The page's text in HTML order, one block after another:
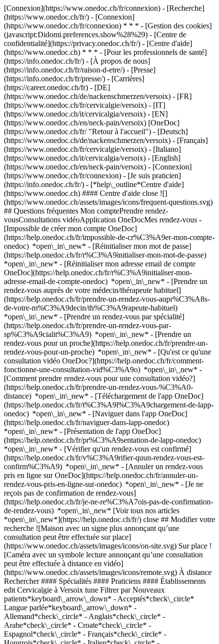
[Connexion](https://www.onedoc.ch/fr/connexion) - [Recherche]
(https://www.onedoc.ch/fr/) - [Connexion]
(https://www.onedoc.ch/fr/connexion) * * * - [Gestion des cookies]
(javascript:Didomi.preferences.show%28%29) - [Centre de
confidentialité](https://privacy.onedoc.ch/fr/) - [Centre d'aide]
(https://www.onedoc.ch) * * * - [Pour les professionnels de santé]
(https://info.onedoc.ch/fr/) - [À propos de nous]
(https://info.onedoc.ch/fr/raison-d-etre/) - [Presse]
(https://info.onedoc.ch/fr/presse/) - [Carrières]
(https://career.onedoc.ch/fr) - [DE]
(https://www.onedoc.ch/de/nackenschmerzen/versoix) - [FR]
(https://www.onedoc.ch/fr/cervicalgie/versoix) - [IT]
(https://www.onedoc.ch/it/cervicalgia/versoix) - [EN]
(https://www.onedoc.ch/en/neck-pain/versoix) [OneDoc]
(https://www.onedoc.ch/fr/ "Retour à l'accueil") - [Deutsch]
(https://www.onedoc.ch/de/nackenschmerzen/versoix) - [Français]
(https://www.onedoc.ch/fr/cervicalgie/versoix) - [Italiano]
(https://www.onedoc.ch/it/cervicalgia/versoix) - [English]
(https://www.onedoc.ch/en/neck-pain/versoix) - [Connexion]
(https://www.onedoc.ch/fr/connexion) - [Je suis praticien]
(https://info.onedoc.ch/fr/) - [*help\_outline*Centre d'aide]
(https://www.onedoc.ch) #### Centre d'aide close ![]
(https://www.onedoc.ch/assets/images/icons/frequent-questions.svg)
## Questions fréquentes Mon comptePrendre rendez-
vousConsultations vidéoApplication OneDocMes rendez-vous -
[Impossible de créer mon compte OneDoc]
(https://help.onedoc.ch/fr/impossible-de-cr%C3%A9er-mon-compte-
onedoc) *open\_in\_new* - [Réinitialiser mon mot de passe]
(https://help.onedoc.ch/fr/r%C3%A9initialiser-mon-mot-de-passe)
*open\_in\_new* - [Réinitialiser mon adresse email de compte
OneDoc](https://help.onedoc.ch/fr/r%C3%A9initialiser-mon-
adresse-email-de-compte-onedoc) *open\_in\_new* - [Prendre un
rendez-vous auprès de votre médecin/thérapeute habituel]
(https://help.onedoc.ch/fr/prendre-un-rendez-vous-aupr%C3%A8s-
de-votre-m%C3%A9decin/th%C3%A9rapeute-habituel)
*open\_in\_new* - [Prendre un rendez-vous par spécialité]
(https://help.onedoc.ch/fr/prendre-un-rendez-vous-par-
sp%C3%A9cialit%C3%A9) *open\_in\_new* - [Prendre un
rendez-vous pour un proche](https://help.onedoc.ch/fr/prendre-un-
rendez-vous-pour-un-proche) *open\_in\_new* - [Qu'est ce qu'une
consultation vidéo OneDoc?](https://help.onedoc.ch/fr/comment-
fonctionne-une-consultation-vid%C3%A9o) *open\_in\_new* -
[Comment prendre rendez-vous pour une consultation vidéo?]
(https://help.onedoc.ch/fr/prendre-un-rendez-vous-%C3%A0-
distance) *open\_in\_new* - [Téléchargement de l'app OneDoc]
(https://help.onedoc.ch/fr/t%C3%A9l%C3%A9chargement-de-lapp-
onedoc) *open\_in\_new* - [Naviguer dans l'app OneDoc]
(https://help.onedoc.ch/fr/naviguer-dans-lapp-onedoc)
*open\_in\_new* - [Présentation de l'app OneDoc]
(https://help.onedoc.ch/fr/pr%C3%A9sentation-de-lapp-onedoc)
*open\_in\_new* - [Vérifier qu'un rendez-vous est confirmé](https://help.onedoc.ch/fr/v%C3%A9rifier-quun-rendez-vous-est-confirm%C3%A9) *open\_in\_new* - [Annuler un rendez-vous pris en ligne sur OneDoc](https://help.onedoc.ch/fr/annuler-un-rendez-vous-pris-en-ligne-sur-onedoc) *open\_in\_new* - [Je ne reçois pas de confirmation de rendez-vous](https://help.onedoc.ch/fr/je-ne-re%C3%A7ois-pas-de-confirmation-de-rendez-vous) *open\_in\_new* [Voir tous nos articles *open\_in\_new*](https://help.onedoc.ch/fr/) close ## Modifier votre recherche ![Maison avec un signe plus annonçant qu’une consultation peut être effectuée sur place](https://www.onedoc.ch/assets/images/icons/on-site.svg) Sur place ![Caméra avec un symbole lecture annonçant qu’une consultation peut être effectuée à distance en vidéo](https://www.onedoc.ch/assets/images/icons/remote.svg) À distance Rechercher #### Spécialités #### Praticiens #### Établissements edit Cervicalgie à Versoix tune Filtrer par Nouveaux patients*keyboard\_arrow\_down* - Acceptés*check\_circle* Langue parlée*keyboard\_arrow\_down* - Allemand*check\_circle* - Anglais*check\_circle* - Arabe*check\_circle* - Croate*check\_circle* - Espagnol*check\_circle* - Français*check\_circle* - Hongrois*check\_circle* - Italien*check\_circle* - Japonais*check\_circle* - Néerlandais*check\_circle* - Persan*check\_circle* - Polonais*check\_circle* - Portugais*check\_circle* - Russe*check\_circle* - Serbe*check\_circle* Sexe*keyboard\_arrow\_down* - Femme*check\_circle* - Homme*check\_circle* Réseau*keyboard\_arrow\_down* - Swiss Medical Network*check\_circle* - ASCA*check\_circle* - RME*check\_circle* - Réseau des Pédiatres Genevois*check\_circle* Disponibilité*keyboard\_arrow\_down* - Disponible aujourdhui*check\_circle* - Dans les 3 prochains jours*check\_circle* - Dans les 7 prochains jours*check\_circle* - Dans les 14 prochains jours*check\_circle* # __Cervicalgie__ à __Versoix__: prenez rendez-vous en ligne aujourd'hui ## 1 résultat à Versoix [![Mme Katalin Szüle, physiothérapeute à Versoix](https://assets.onedoc.ch/images/users/4517893ee6e9b2670f58260485868a90c77a7e73c92a0b6955f7deda8a694b72-small.jpg "Mme Katalin Szüle, physiothérapeute à Versoix")](https://www.onedoc.ch/fr/physiotherapeute/versoix/pcrgw/katalin-szule) ### [Mme Katalin Szüle](https://www.onedoc.ch/fr/physiotherapeute/versoix/pcrgw/katalin-szule) ![Badge indiquant un profil vérifié](https://www.onedoc.ch/assets/images/icons/checkmark.svg) [Physiothérapeute](https://www.onedoc.ch/fr/physiotherapeute/versoix) [Thérapies Sport and Move Versoix](https://www.onedoc.ch/fr/cabinet-de-physiotherapie/versoix/e9ww/therapies-sport-and-move-versoix) Route des Fayards 243 1290 Versoix ![Icône patient avec un signe plus annonçant que le professionnel accepte de nouveaux patients](https://www.onedoc.ch/assets/images/icons/new-patients.svg)Accepte les nouveaux patients [Réserver un RDV](https://www.onedoc.ch/fr/physiotherapeute/versoix/pcrgw/katalin-szule) Expertises: Cervicalgie, [Entraînement de l'équilibre](https://www.onedoc.ch/fr/entrainement-de-l-equilibre/versoix), [Taping](https://www.onedoc.ch/fr/taping/versoix), [Déchirure musculaire et ligamentaire](https://www.onedoc.ch/fr/dechirure-musculaire-et-ligamentaire/versoix), [Thérapie par ondes de choc](https://www.onedoc.ch/fr/therapie-par-ondes-de-choc/versoix), [Bilan postural](https://www.onedoc.ch/fr/bilan-postural/versoix), [Rééducation musculo-squelettique](https://www.onedoc.ch/fr/reeducation-musculo-squelettique/versoix)Voir plus *chevron\_left* lun. 03 août *chevron\_right* Voir plus de rendez-vous *error\_outline* Une erreur s'est produite lors du chargement des disponibilités [Réessayer](https://www.onedoc.ch) Expertises: Cervicalgie, [Entraînement de l'équilibre](https://www.onedoc.ch/fr/entrainement-de-l-equilibre/versoix), [Taping](https://www.onedoc.ch/fr/taping/versoix), [Déchirure musculaire et ligamentaire](https://www.onedoc.ch/fr/dechirure-musculaire-et-ligamentaire/versoix), [Thérapie par ondes de choc](https://www.onedoc.ch/fr/therapie-par-ondes-de-choc/versoix), [Bilan postural](https://www.onedoc.ch/fr/bilan-postural/versoix), [Rééducation musculo-squelettique](https://www.onedoc.ch/fr/reeducation-musculo-squelettique/versoix)Voir plus ## __Cervicalgie__: d'autres spécialistes sont réservables en ligne dans les environs de __Versoix__ [![Mme Romane Seux, physiothérapeute à Le Grand-Saconnex](https://assets.onedoc.ch/images/users/c4f1e0d3f4cf891d55b508232ba3d3c00859e024dc2928863fba8babde445905-small.jpg "Mme Romane Seux, physiothérapeute à Le Grand-Saconnex")](https://www.onedoc.ch/fr/physiotherapeute/le-grand-saconnex/pcu7m/romane-seux) ### [Mme Romane Seux](https://www.onedoc.ch/fr/physiotherapeute/le-grand-saconnex/pcu7m/romane-seux) ![Badge indiquant un profil vérifié](https://www.onedoc.ch/assets/images/icons/checkmark.svg) [Physiothérapeute](https://www.onedoc.ch/fr/physiotherapeute/le-grand-saconnex) [Physio Grand-Saconnex](https://www.onedoc.ch/fr/cabinet-de-physiotherapie/le-grand-saconnex/e9ti/physio-grand-saconnex) Chemin Taverney 3 1218 Le Grand-Saconnex ![Icône patient avec un signe plus annonçant que le professionnel accepte de nouveaux patients](https://www.onedoc.ch/assets/images/icons/new-patients.svg)Accepte les nouveaux patients [Réserver un RDV](https://www.onedoc.ch/fr/physiotherapeute/le-grand-saconnex/pcu7m/romane-seux) Expertises:[Cervicalgie](https://www.onedoc.ch/fr/cervicalgie/le-grand-saconnex), [Rééducation musculo-squelettique](https://www.onedoc.ch/fr/reeducation-musculo-squelettique/le-grand-saconnex), [Bilan postural](https://www.onedoc.ch/fr/bilan-postural/le-grand-saconnex)Voir plus *chevron\_left* lun. 03 août *chevron\_right* Voir plus de rendez-vous *error\_outline* Une erreur s'est produite lors du chargement des disponibilités [Réessayer](https://www.onedoc.ch) Expertises:[Cervicalgie](https://www.onedoc.ch/fr/cervicalgie/le-grand-saconnex), [Rééducation musculo-squelettique](https://www.onedoc.ch/fr/reeducation-musculo-squelettique/le-grand-saconnex), [Bilan postural](https://www.onedoc.ch/fr/bilan-postural/le-grand-saconnex)Voir plus [![Mme Caroline Guérin, physiothérapeute à Meyrin](https://assets.onedoc.ch/images/users/543401c97612d4207560a51275eaf6eb85cc5f4c60e6222a37fbb33c69541cda-small.jpg "Mme Caroline Guérin, physiothérapeute à Meyrin")](https://www.onedoc.ch/fr/physiotherapeute/meyrin/pc00x/caroline-guerin) ### [Mme Caroline Guérin](https://www.onedoc.ch/fr/physiotherapeute/meyrin/pc00x/caroline-guerin) ![Badge indiquant un profil vérifié](https://www.onedoc.ch/assets/images/icons/checkmark.svg) [Physiothérapeute](https://www.onedoc.ch/fr/physiotherapeute/meyrin) [Thérapies Sport and Move Meyrin](https://www.onedoc.ch/fr/cabinet-de-physiotherapie/meyrin/ebamj/therapies-sport-and-move-meyrin) Chemin de Riantbosson 11 1217 Meyrin ![Icône patient avec un signe plus annonçant que le professionnel accepte de nouveaux patients](https://www.onedoc.ch/assets/images/icons/new-patients.svg)Accepte les nouveaux patients [Réserver un RDV](https://www.onedoc.ch/fr/physiotherapeute/meyrin/pc00x/caroline-guerin) Expertises:[Cervicalgie](https://www.onedoc.ch/fr/cervicalgie/meyrin), [Entraînement de l'équilibre](https://www.onedoc.ch/fr/entrainement-de-l-equilibre/meyrin), [Scoliose](https://www.onedoc.ch/fr/scoliose/meyrin), [Déchirure musculaire et ligamentaire](https://www.onedoc.ch/fr/dechirure-musculaire-et-ligamentaire/meyrin), [Bilan postural](https://www.onedoc.ch/fr/bilan-postural/meyrin), [Rééducation musculo-squelettique](https://www.onedoc.ch/fr/reeducation-musculo-squelettique/meyrin)Voir plus *chevron\_left* lun. 03 août *chevron\_right* Voir plus de rendez-vous *error\_outline* Une erreur s'est produite lors du chargement des disponibilités [Réessayer](https://www.onedoc.ch) Expertises:[Cervicalgie](https://www.onedoc.ch/fr/cervicalgie/meyrin), [Entraînement de l'équilibre](https://www.onedoc.ch/fr/entrainement-de-l-equilibre/meyrin), [Scoliose](https://www.onedoc.ch/fr/scoliose/meyrin), [Déchirure musculaire et ligamentaire](https://www.onedoc.ch/fr/dechirure-musculaire-et-ligamentaire/meyrin), [Bilan postural](https://www.onedoc.ch/fr/bilan-postural/meyrin), [Rééducation musculo-squelettique](https://www.onedoc.ch/fr/reeducation-musculo-squelettique/meyrin)Voir plus [![Mme Nolwenn Santran, physiothérapeute à Meyrin](https://assets.onedoc.ch/images/users/6366d8fcc017a74aefcd225da4c28d7925df13e756c99a328108eace7a19c64c-small.jpg "Mme Nolwenn Santran, physiothérapeute à Meyrin")](https://www.onedoc.ch/fr/physiotherapeute/meyrin/pcu30/nolwenn-santran) ### [Mme Nolwenn Santran](https://www.onedoc.ch/fr/physiotherapeute/meyrin/pcu30/nolwenn-santran) ![Badge indiquant un profil vérifié](https://www.onedoc.ch/assets/images/icons/checkmark.svg) [Physiothérapeute](https://www.onedoc.ch/fr/physiotherapeute/meyrin) [Thérapies Sport and Move Meyrin](https://www.onedoc.ch/fr/cabinet-de-physiotherapie/meyrin/ebamj/therapies-sport-and-move-meyrin) Chemin de Riantbosson 11 1217 Meyrin ![Icône patient avec un signe plus annonçant que le professionnel accepte de nouveaux patients](https://www.onedoc.ch/assets/images/icons/new-patients.svg)Accepte les nouveaux patients [Réserver un RDV](https://www.onedoc.ch/fr/physiotherapeute/meyrin/pcu30/nolwenn-santran) Expertises:[Cervicalgie](https://www.onedoc.ch/fr/cervicalgie/meyrin), [Déchirure musculaire et ligamentaire](https://www.onedoc.ch/fr/dechirure-musculaire-et-ligamentaire/meyrin), [Entraînement de l'équilibre](https://www.onedoc.ch/fr/entrainement-de-l-equilibre/meyrin), [Bilan postural](https://www.onedoc.ch/fr/bilan-postural/meyrin), [Rééducation musculo-squelettique](https://www.onedoc.ch/fr/reeducation-musculo-squelettique/meyrin)Voir plus Expertises:[Cervicalgie](https://www.onedoc.ch/fr/cervicalgie/meyrin), [Déchirure musculaire et ligamentaire](https://www.onedoc.ch/fr/dechirure